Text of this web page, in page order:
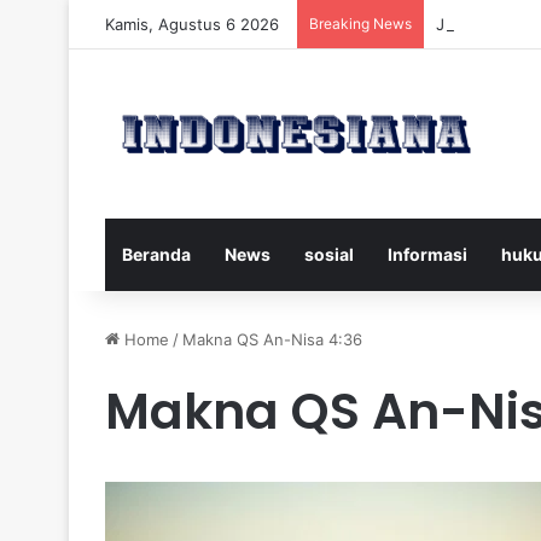
Kamis, Agustus 6 2026 Breaking News Juventus vs
Beranda News sosial Informasi
Home / Makna QS An-Nisa 4:36
Makna QS An-